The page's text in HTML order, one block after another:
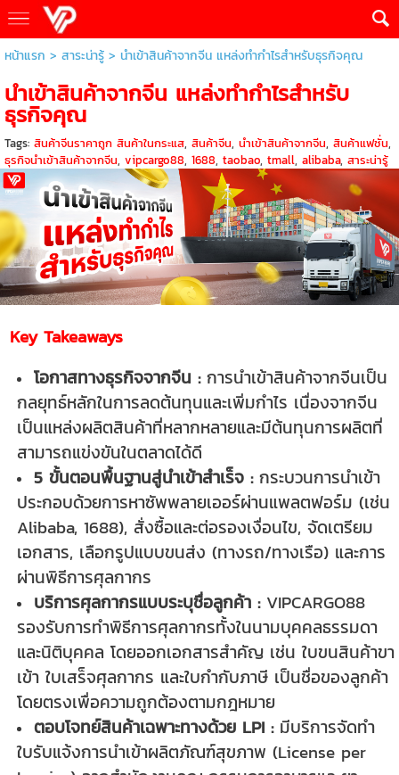
หน้าแรก > สาระน่ารู้> นำเข้าสินค้าจากจีน แหล่งทำกำไรสำหรับธุรกิจคุณ
นำเข้าสินค้าจากจีน แหล่งทำกำไรสำหรับ
ธุรกิจคุณ
Tags: สินค้าจีนราคาถูก สินค้าในกระแส, สินค้าจีน, นำเข้าสินค้าจากจีน, สินค้าแฟชั่น,
ธุรกิจนำเข้าสินค้าจากจีน, vipcargo88, 1688, taobao, tmall, alibaba, สาระน่ารู้
Key Takeaways
โอกาสทางธุรกิจจากจีน :การนำเข้าสินค้าจากจีนเป็น
กลยุทธ์หลักในการลดต้นทุนและเพิ่มกำไร เนื่องจากจีน
เป็นแหล่งผลิตสินค้าที่หลากหลายและมีต้นทุนการผลิตที่
สามารถแข่งขันในตลาดได้ดี
5 ขั้นตอนพื้นฐานสู่นำเข้าสำเร็จ :กระบวนการนำเข้า
ประกอบด้วยการหาซัพพลายเออร์ผ่านแพลตฟอร์ม (เช่น
Alibaba, 1688), สั่งซื้อและต่อรองเงื่อนไข, จัดเตรียม
เอกสาร, เลือกรูปแบบขนส่ง (ทางรถ/ทางเรือ) และการ
ผ่านพิธีการศุลกากร
บริการศุลกากรแบบระบุชื่อลูกค้า :VIPCARGO88
รองรับการทำพิธีการศุลกากรทั้งในนามบุคคลธรรมดา
และนิติบุคคล โดยออกเอกสารสำคัญ เช่น ใบขนสินค้าขา
เข้า ใบเสร็จศุลกากร และใบกำกับภาษี เป็นชื่อของลูกค้า
โดยตรงเพื่อความถูกต้องตามกฎหมาย
ตอบโจทย์สินค้าเฉพาะทางด้วย LPI :มีบริการจัดทำ
ใบรับแจ้งการนำเข้าผลิตภัณฑ์สุขภาพ (License per